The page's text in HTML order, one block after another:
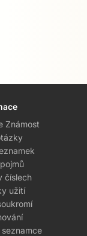
Známost
číslech
užití